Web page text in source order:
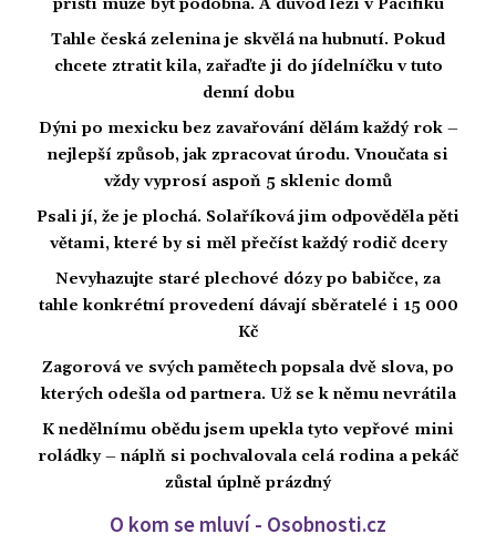
příští může být podobná. A důvod leží v Pacifiku
Tahle česká zelenina je skvělá na hubnutí. Pokud
chcete ztratit kila, zařaďte ji do jídelníčku v tuto
denní dobu
Dýni po mexicku bez zavařování dělám každý rok –
nejlepší způsob, jak zpracovat úrodu. Vnoučata si
vždy vyprosí aspoň 5 sklenic domů
Psali jí, že je plochá. Solaříková jim odpověděla pěti
větami, které by si měl přečíst každý rodič dcery
Nevyhazujte staré plechové dózy po babičce, za
tahle konkrétní provedení dávají sběratelé i 15 000
Kč
Zagorová ve svých pamětech popsala dvě slova, po
kterých odešla od partnera. Už se k němu nevrátila
K nedělnímu obědu jsem upekla tyto vepřové mini
roládky – náplň si pochvalovala celá rodina a pekáč
zůstal úplně prázdný
O kom se mluví - Osobnosti.cz